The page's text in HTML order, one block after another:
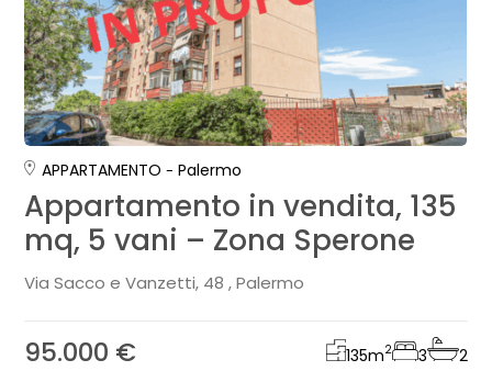
APPARTAMENTO Palermo
Appartamento in vendita, 135
mq, 5 vani – Zona Sperone
Via Sacco e Vanzetti, 48 , Palermo
95.000 € 135m2 3 2